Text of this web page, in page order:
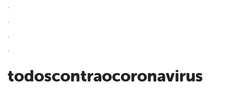
.
.
.
.
todoscontraocoronavirus